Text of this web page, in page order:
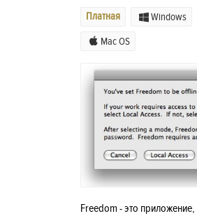
Платная Windows
Mac OS
Freedom - это